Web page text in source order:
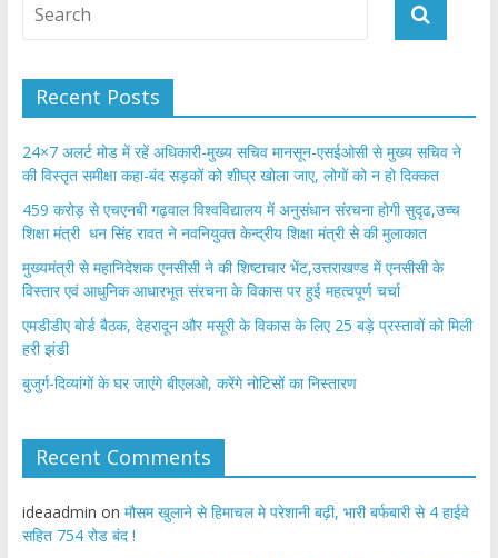
Recent Posts
24×7 अलर्ट मोड में रहें अधिकारी-मुख्य सचिव मानसून-एसईओसी से मुख्य सचिव ने
की विस्तृत समीक्षा कहा-बंद सड़कों को शीघ्र खोला जाए, लोगों को न हो दिक्कत
459 करोड़ से एचएनबी गढ़वाल विश्वविद्यालय में अनुसंधान संरचना होगी सुदृढ,उच्च
शिक्षा मंत्री धन सिंह रावत ने नवनियुक्त केन्द्रीय शिक्षा मंत्री से की मुलाकात
मुख्यमंत्री से महानिदेशक एनसीसी ने की शिष्टाचार भेंट,उत्तराखण्ड में एनसीसी के
विस्तार एवं आधुनिक आधारभूत संरचना के विकास पर हुई महत्वपूर्ण चर्चा
एमडीडीए बोर्ड बैठक, देहरादून और मसूरी के विकास के लिए 25 बड़े प्रस्तावों को मिली
हरी झंडी
बुजुर्ग-दिव्यांगों के घर जाएंगे बीएलओ, करेंगे नोटिसों का निस्तारण
Recent Comments
ideaadmin on मौसम खुलाने से हिमाचल मे परेशानी बढ़ी, भारी बर्फबारी से 4 हाईवे
सहित 754 रोड बंद !